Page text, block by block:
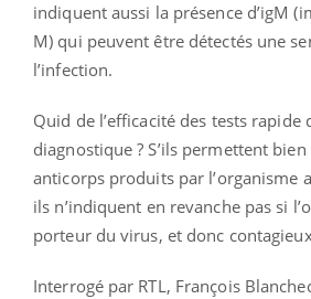
indiquent aussi la présence d’igM
M) qui peuvent être détectés une
l’infection.
Quid de l’efficacité des tests rapide
diagnostique ? S’ils permettent
anticorps produits par l’organisme
ils n’indiquent en revanche pas si
porteur du virus, et donc
Interrogé par RTL, François